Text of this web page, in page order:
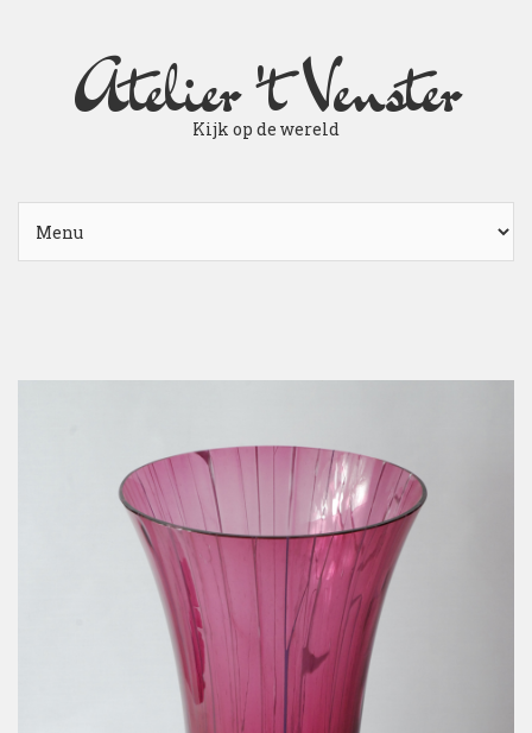
Atelier 't Venster
Kijk op de wereld